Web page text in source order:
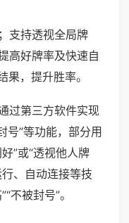
支持透视全局牌
高好牌率及快速自
，提升胜率。
过第三方软件实现
号”等功能，部分用
”或“透视他人牌
、自动连接等技
不被封号”。